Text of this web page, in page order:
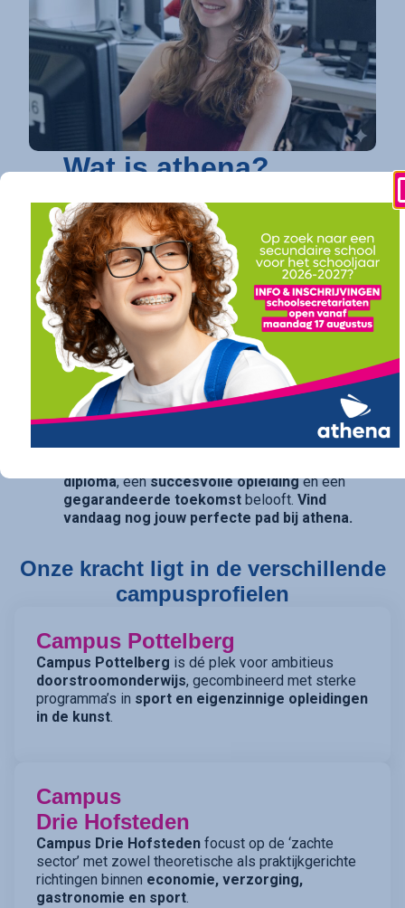
Wat is athena?
school in Kortrijkdie elke jongere een
toekomstgarantie biedt. Op vier
gespecialiseerde campussen bundelen we een
uitgebreid en toekomstgericht onderwijsaanbod.
Of je nu droomt van verder studeren in
hogeschool of universiteit (onze
doorstroomfinaliteit/ ASO) of direct een
succesvolle carrière ambieert (onze
arbeidsfinaliteit / BSO ), bij athena vind je een
traject op maat. Ook voor diegenen die daarin hun
opties openhouden, bieden onze studierichtingen
met
(TSO) de perfecte balans.
diploma, eensuccesvolle opleidingen een
gegarandeerde toekomst belooft.Vind
vandaag nog jouw perfecte pad bij athena.
Onze kracht ligt in de verschillende
campusprofielen
Campus Pottelberg
Campus Pottelberg is dé plek voor ambitieus
doorstroomonderwijs, gecombineerd met sterke
programma’s in sport en eigenzinnige opleidingen
in de kunst.
Campus
Drie Hofsteden
Campus Drie Hofsteden focust op de ‘zachte
sector’ met zowel theoretische als praktijkgerichte
richtingen binnen economie, verzorging,
gastronomie en sport.